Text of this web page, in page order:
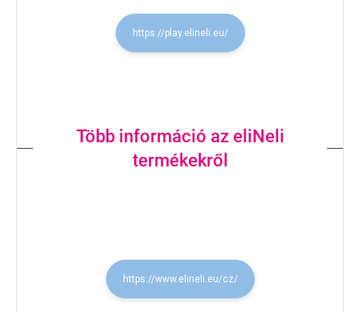
https://play.elineli.eu/
Több információ az eliNeli
termékekről
https://www.elineli.eu/cz/